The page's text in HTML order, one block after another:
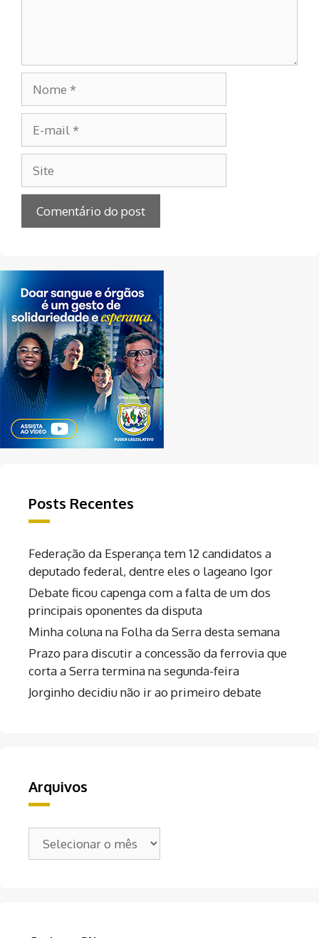
mail
Posts Recentes
Federação da Esperança tem 12 candidatos a
deputado federal, dentre eles o lageano Igor
Debate ficou capenga com a falta de um dos
principais oponentes da disputa
Minha coluna na Folha da Serra desta semana
Prazo para discutir a concessão da ferrovia que
corta a Serra termina na segunda-feira
Jorginho decidiu não ir ao primeiro debate
Arquivos
Arquivos